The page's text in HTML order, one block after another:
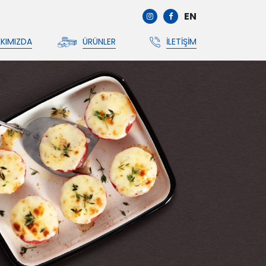
EN
ÜRÜNLER İLETIŞIM